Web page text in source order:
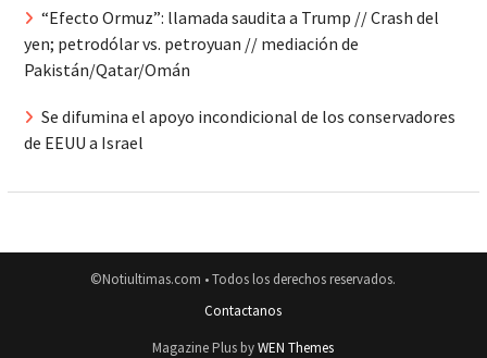
“Efecto Ormuz”: llamada saudita a Trump // Crash del
yen; petrodólar vs. petroyuan // mediación de
Pakistán/Qatar/Omán
Se difumina el apoyo incondicional de los conservadores
de EEUU a Israel
©Notiultimas.com • Todos los derechos reservados.
Contactanos
Magazine Plus byWEN Themes